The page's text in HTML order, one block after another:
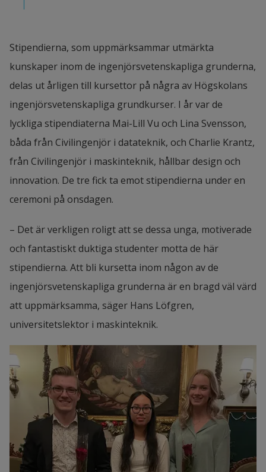
Stipendierna, som uppmärksammar utmärkta
kunskaper inom de ingenjörsvetenskapliga grunderna,
delas ut årligen till kursettor på några av Högskolans
ingenjörsvetenskapliga grundkurser. I år var de
lyckliga stipendiaterna Mai-Lill Vu och Lina Svensson,
båda från Civilingenjör i datateknik, och Charlie Krantz,
från Civilingenjör i maskinteknik, hållbar design och
innovation. De tre fick ta emot stipendierna under en
ceremoni på onsdagen.
– Det är verkligen roligt att se dessa unga, motiverade
och fantastiskt duktiga studenter motta de här
stipendierna. Att bli kursetta inom någon av de
ingenjörsvetenskapliga grunderna är en bragd väl värd
att uppmärksamma, säger Hans Löfgren,
universitetslektor i maskinteknik.